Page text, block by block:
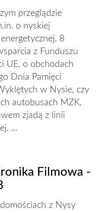
przeglądzie
o nyskiej
8
z Funduszu
UE, o obchodach
Dnia Pamięci
w Nysie, czy
autobusach MZK,
zjadą z linii
...
Filmowa -
z Nysy